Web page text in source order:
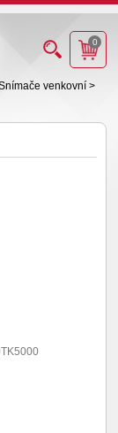
0
venkovní >